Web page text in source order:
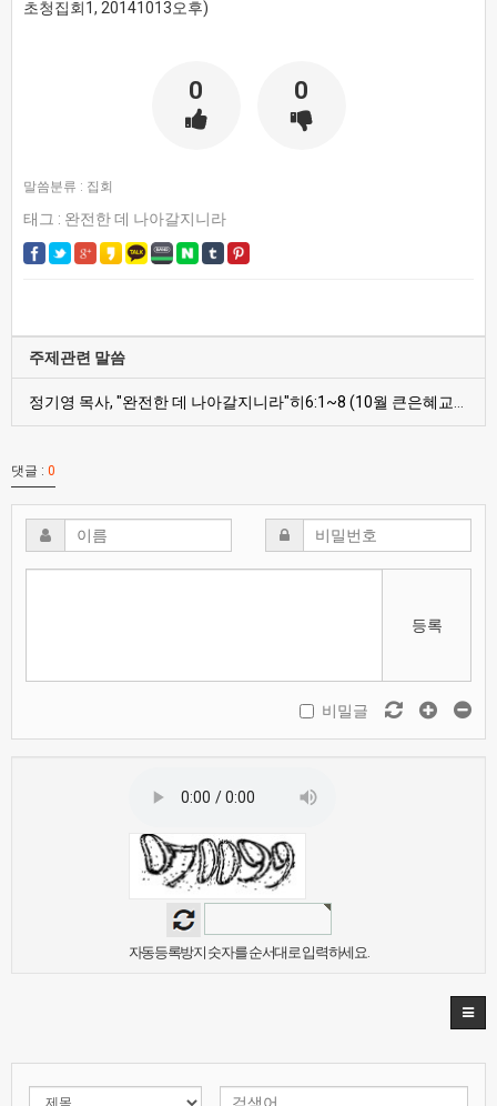
초청집회1, 20141013오후)
0 0
말씀분류 : 집회
태그 : 완전한 데 나아갈지니라
주제관련 말씀
정기영 목사, "완전한 데 나아갈지니라"히6:1~8 (10월 큰은혜교회 초청집회1, 20141013오후)
댓글 : 0
등록
비밀글
자동등록방지 숫자를 순서대로 입력하세요.